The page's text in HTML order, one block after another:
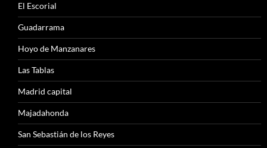
El Escorial
Guadarrama
Hoyo de Manzanares
Las Tablas
Madrid capital
Majadahonda
San Sebastián de los Reyes